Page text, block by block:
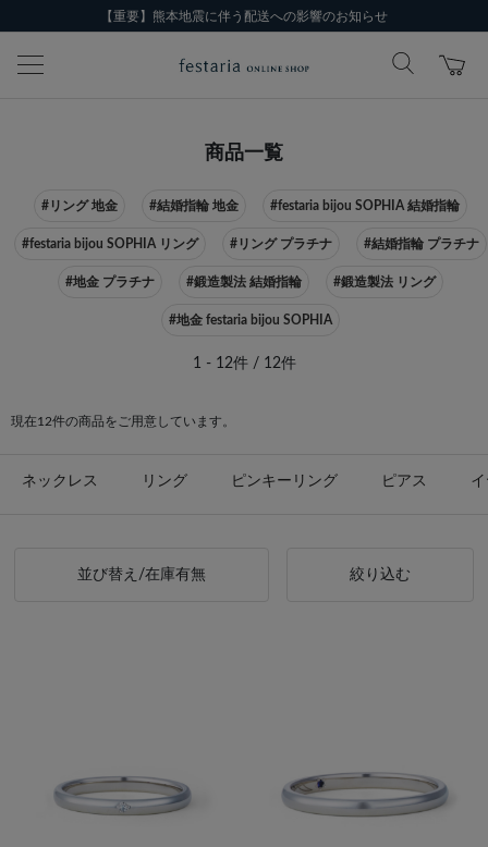
【重要】熊本地震に伴う配送への影響のお知らせ
商品一覧
#リング 地金 #結婚指輪 地金 #festaria bijou SOPHIA 結婚指輪
#festaria bijou SOPHIA リング #リング プラチナ #結婚指輪 プラチナ
#地金 プラチナ #鍛造製法 結婚指輪 #鍛造製法 リング
#地金 festaria bijou SOPHIA
1 - 12件 / 12件
現在12件の商品をご用意しています。
ネックレス リング ピンキーリング ピアス
並び替え/在庫有無 絞り込む